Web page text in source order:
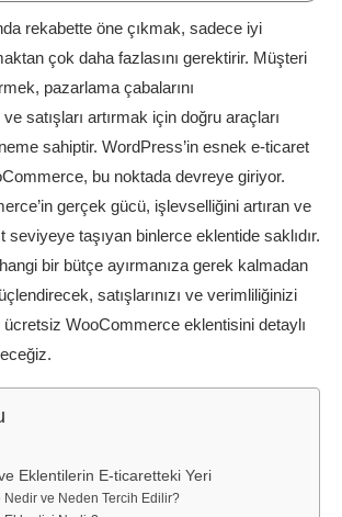
rekabette öne çıkmak, sadece iyi
çok daha fazlasını gerektirir. Müşteri
pazarlama çabalarını
satışları artırmak için doğru araçları
sahiptir. WordPress’in esnek e-ticaret
bu noktada devreye giriyor.
gerçek gücü, işlevselliğini artıran ve
seviyeye taşıyan binlerce eklentide saklıdır.
bir bütçe ayırmanıza gerek kalmadan
satışlarınızı ve verimliliğinizi
ücretsiz WooCommerce eklentisini detaylı
Eklentilerin E-ticaretteki Yeri
Nedir ve Neden Tercih Edilir?